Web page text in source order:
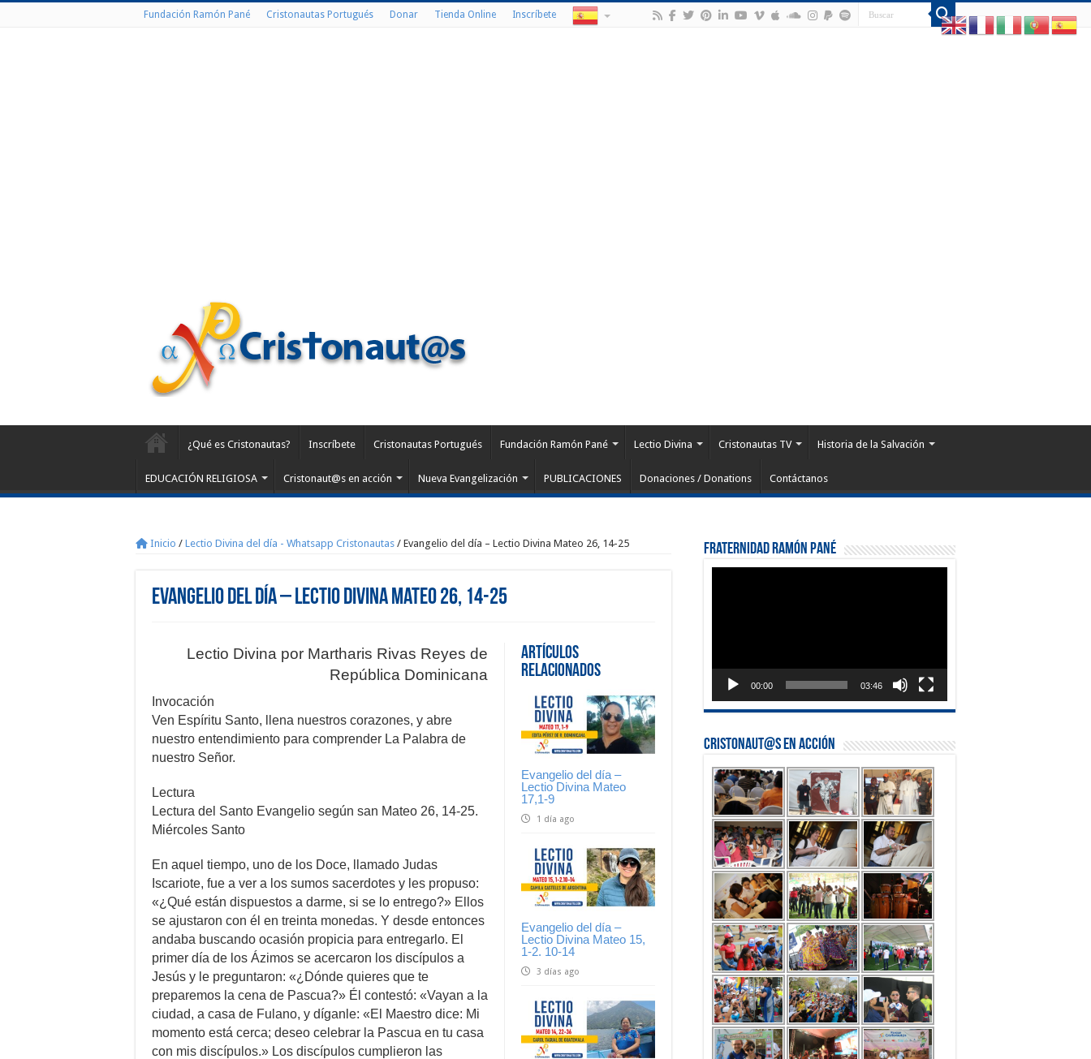
Fundación Ramón Pané Cristonautas Portugués Donar Tienda Online Inscríbete
¿Qué es Cristonautas? Inscríbete Cristonautas Portugués Fundación Ramón Pané Lectio Divina Cristonautas TV Historia de la Salvación
EDUCACIÓN RELIGIOSA Cristonaut@s en acción Nueva Evangelización PUBLICACIONES Donaciones / Donations Contáctanos
Inicio / Lectio Divina del día - Whatsapp Cristonautas / Evangelio del día – Lectio Divina Mateo 26, 14-25
Evangelio del día – Lectio Divina Mateo 26, 14-25
Artículos
Relacionados
Evangelio del día –
Lectio Divina Mateo
17,1-9
1 día ago
Evangelio del día –
Lectio Divina Mateo 15,
1-2. 10-14
3 días ago
Lectio Divina por Martharis Rivas Reyes de
República Dominicana
Invocación
Ven Espíritu Santo, llena nuestros corazones, y abre
nuestro entendimiento para comprender La Palabra de
nuestro Señor.
Lectura
Lectura del Santo Evangelio según san Mateo 26, 14-25.
Miércoles Santo
En aquel tiempo, uno de los Doce, llamado Judas
Iscariote, fue a ver a los sumos sacerdotes y les propuso:
«¿Qué están dispuestos a darme, si se lo entrego?» Ellos
se ajustaron con él en treinta monedas. Y desde entonces
andaba buscando ocasión propicia para entregarlo. El
primer día de los Ázimos se acercaron los discípulos a
Jesús y le preguntaron: «¿Dónde quieres que te
preparemos la cena de Pascua?» Él contestó: «Vayan a la
ciudad, a casa de Fulano, y díganle: «El Maestro dice: Mi
momento está cerca; deseo celebrar la Pascua en tu casa
con mis discípulos.» Los discípulos cumplieron las
Fraternidad Ramón Pané
00:00 03:46
Cristonaut@s en Acción